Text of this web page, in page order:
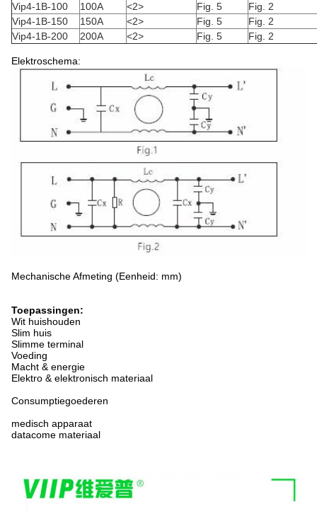
Vip4-1B-100
100A <2> Fig. 5
Fig. 2
Vip4-1B-150
150A <2> Fig. 5
Fig. 2
Vip4-1B-200
200A <2> Fig. 5 Fig. 2
Elektroschema:
Mechanische Afmeting (Eenheid: mm)
Toepassingen:
Wit huishouden
Slim huis
Slimme terminal
Voeding
Macht & energie
Elektro & elektronisch materiaal
Consumptiegoederen
medisch apparaat
datacome materiaal